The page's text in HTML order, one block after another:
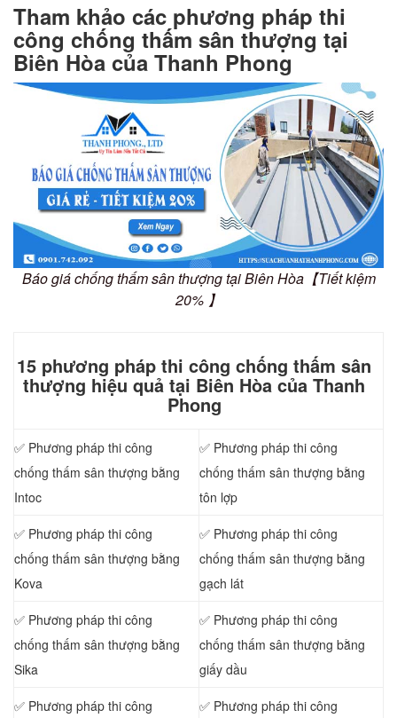
Tham khảo các phương pháp thi
công chống thấm sân thượng tại
Biên Hòa của Thanh Phong
Báo giá chống thấm sân thượng tại Biên Hòa【Tiết kiệm
20% 】
15 phương pháp thi công chống thấm sân
thượng hiệu quả tại Biên Hòa của Thanh
Phong
✅ Phương pháp thi công
chống thấm sân thượng bằng
Intoc
✅ Phương pháp thi công
chống thấm sân thượng bằng
tôn lợp
✅ Phương pháp thi công
chống thấm sân thượng bằng
Kova
✅ Phương pháp thi công
chống thấm sân thượng bằng
gạch lát
✅ Phương pháp thi công
chống thấm sân thượng bằng
Sika
✅ Phương pháp thi công
chống thấm sân thượng bằng
giấy dầu
✅ Phương pháp thi công
✅ Phương pháp thi công